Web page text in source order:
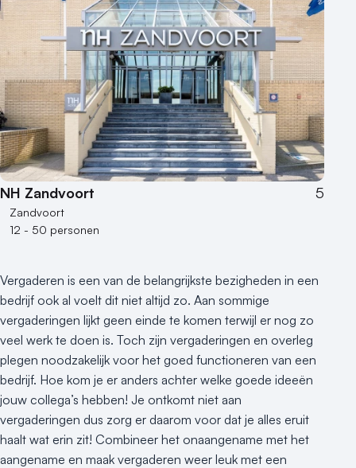
NH Zandvoort 5
Zandvoort
12 - 50 personen
Vergaderen is een van de belangrijkste bezigheden in een
bedrijf ook al voelt dit niet altijd zo. Aan sommige
vergaderingen lijkt geen einde te komen terwijl er nog zo
veel werk te doen is. Toch zijn vergaderingen en overleg
plegen noodzakelijk voor het goed functioneren van een
bedrijf. Hoe kom je er anders achter welke goede ideeën
jouw collega’s hebben! Je ontkomt niet aan
vergaderingen dus zorg er daarom voor dat je alles eruit
haalt wat erin zit! Combineer het onaangename met het
aangename en maak vergaderen weer leuk met een